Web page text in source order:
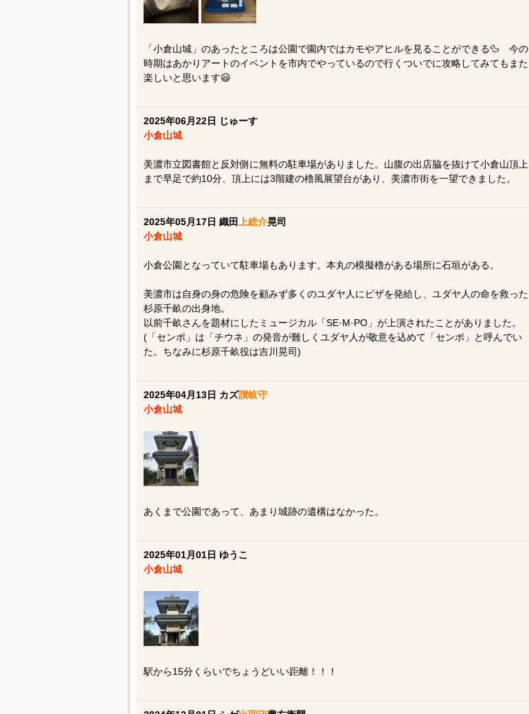
「小倉山城」のあったところは公園で園内ではカモやアヒルを見ることができる🦆 今の
時期はあかりアートのイベントを市内でやっているので行くついでに攻略してみてもまた
楽しいと思います😃
2025年06月22日 じゅーす
小倉山城
美濃市立図書館と反対側に無料の駐車場がありました。山腹の出店脇を抜けて小倉山頂上
まで早足で約10分、頂上には3階建の櫓風展望台があり、美濃市街を一望できました。
2025年05月17日 織田 上総介晃司
小倉山城
小倉公園となっていて駐車場もあります。本丸の模擬櫓がある場所に石垣がある。
美濃市は自身の身の危険を顧みず多くのユダヤ人にビザを発給し、ユダヤ人の命を救った
杉原千畝の出身地。
以前千畝さんを題材にしたミュージカル「SE·M·PO」が上演されたことがありました。
(「センポ」は「チウネ」の発音が難しくユダヤ人が敬意を込めて「センポ」と呼んでい
た。ちなみに杉原千畝役は吉川晃司)
2025年04月13日 カズ讃岐守
小倉山城
あくまで公園であって、あまり城跡の遺構はなかった。
2025年01月01日 ゆうこ
小倉山城
駅から15分くらいでちょうどいい距離！！！